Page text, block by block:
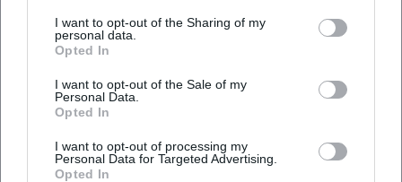
I want to opt-out of the Sharing of my
personal data.
Opted In
I want to opt-out of the Sale of my
Personal Data.
Opted In
I want to opt-out of processing my
Personal Data for Targeted Advertising.
Opted In